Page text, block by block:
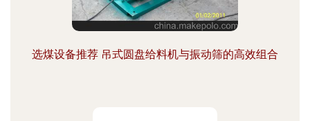
选煤设备推荐 吊式圆盘给料机与振动筛的高效组合